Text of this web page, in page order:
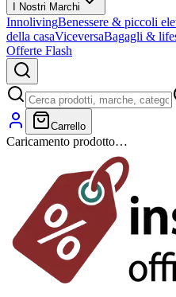
I Nostri Marchi
InnolivingBenessere & piccoli
della casaViceversaBagagli &
Offerte Flash
Carrello
Caricamento prodotto…